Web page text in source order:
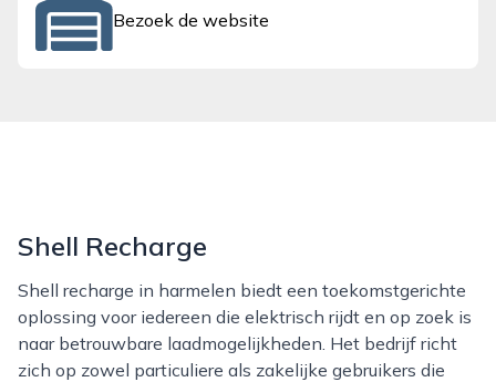
Bezoek de website
Shell Recharge
Shell recharge in harmelen biedt een toekomstgerichte
oplossing voor iedereen die elektrisch rijdt en op zoek is
naar betrouwbare laadmogelijkheden. Het bedrijf richt
zich op zowel particuliere als zakelijke gebruikers die